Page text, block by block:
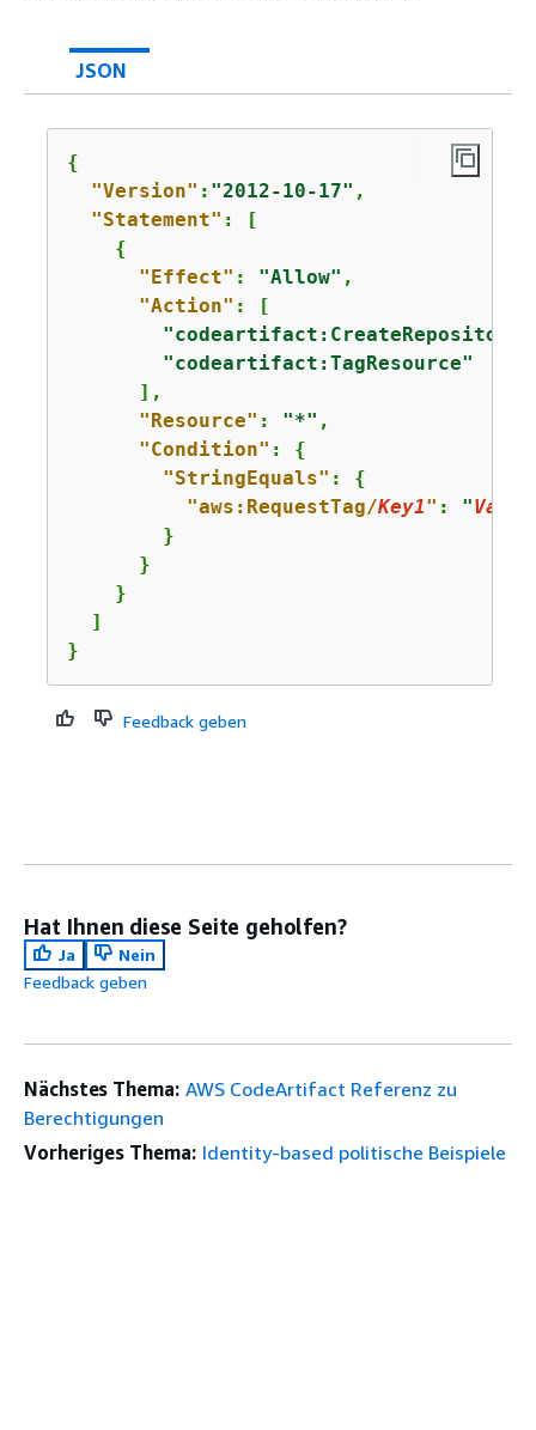
JSON
{
"Version" : "2012-10-17" ,
"Statement" : [
{
"Effect" : "Allow" ,
"Action" : [
"codeartifact:CreateRepository"
"codeartifact:TagResource"
      ],
"Resource" : "*" ,
"Condition" : {
"StringEquals" : {
"aws:RequestTag/Key1" : "
        }
      }
    }
  ]
}
Feedback geben
Hat Ihnen diese Seite geholfen?
Ja
Nein
Feedback geben
Nächstes Thema: AWS CodeArtifact Referenz zu
Berechtigungen
Vorheriges Thema: Identity-based politische Beispiele